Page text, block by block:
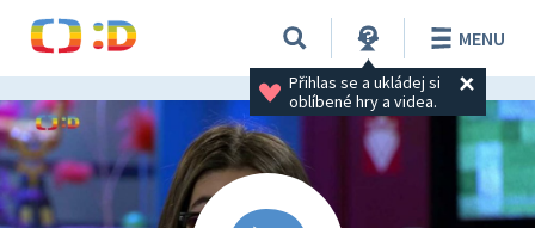
Přihlas se a ukládej si
oblíbené hry a videa.
MENU